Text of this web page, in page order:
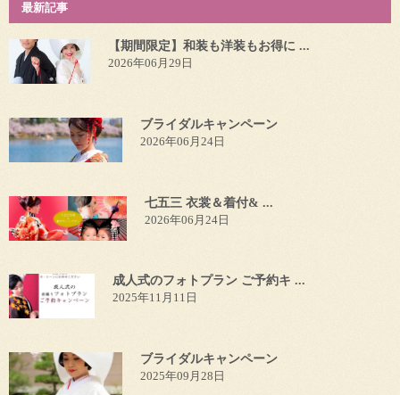
最新記事
【期間限定】和装も洋装もお得に ...
2026年06月29日
ブライダルキャンペーン
2026年06月24日
七五三 衣裳＆着付& ...
2026年06月24日
成人式のフォトプラン ご予約キ ...
2025年11月11日
ブライダルキャンペーン
2025年09月28日